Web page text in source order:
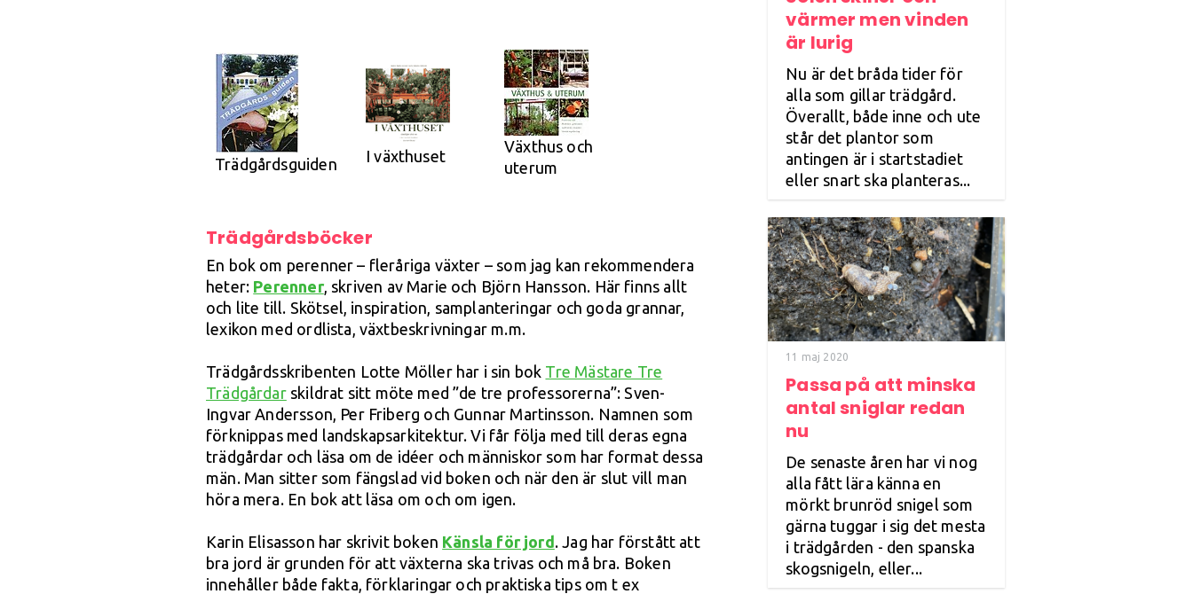
Trädgårdsguiden I växthuset
Växthus och
uterum
Trädgårdsböcker
En bok om perenner – fleråriga växter – som jag kan rekommendera
heter: Perenner, skriven av Marie och Björn Hansson. Här finns allt
och lite till. Skötsel, inspiration, samplanteringar och goda grannar,
lexikon med ordlista, växtbeskrivningar m.m.
Trädgårdsskribenten Lotte Möller har i sin bok Tre Mästare Tre
Trädgårdar skildrat sitt möte med ”de tre professorerna”: Sven-
Ingvar Andersson, Per Friberg och Gunnar Martinsson. Namnen som
förknippas med landskapsarkitektur. Vi får följa med till deras egna
trädgårdar och läsa om de idéer och människor som har format dessa
män. Man sitter som fängslad vid boken och när den är slut vill man
höra mera. En bok att läsa om och om igen.
Karin Elisasson har skrivit boken Känsla för jord. Jag har förstått att
bra jord är grunden för att växterna ska trivas och må bra. Boken
innehåller både fakta, förklaringar och praktiska tips om t ex
värmer men vinden
är lurig
Nu är det bråda tider för
alla som gillar trädgård.
Överallt, både inne och ute
står det plantor som
antingen är i startstadiet
eller snart ska planteras...
11 maj 2020
Passa på att minska
antal sniglar redan
nu
De senaste åren har vi nog
alla fått lära känna en
mörkt brunröd snigel som
gärna tuggar i sig det mesta
i trädgården - den spanska
skogsnigeln, eller...